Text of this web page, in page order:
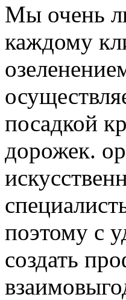
Мы очень
каждому
посадкой
дорожек.
поэтому с
создать